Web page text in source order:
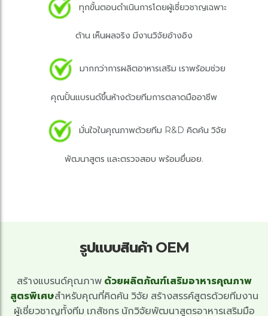
ทุกขั้นตอนดำเนินการโดยผู้เชี่ยวชาญเฉพาะ
ด้าน เห็นผลจริง มีงานวิจัยอ้างอิง
มากกว่าการผลิตอาหารเสริม เราพร้อมช่วย
คุณปั้นแบรนด์ขึ้นห้างด้วยทีมการตลาดมืออาชีพ
มั่นใจในคุณภาพด้วยทีม R&D คิดค้น วิจัย
พัฒนาสูตร และตรวจสอบ พร้อมยื่นอย.
รูปแบบสินค้า OEM
​สร้างแบรนด์คุณภาพ ด้วยผลิตภัณฑ์เสริมอาหารคุณภาพ
สูตรพิเศษสำหรับคุณที่คิดค้น วิจัย สร้างสรรค์สูตรด้วยทีมงาน
ผู้เชี่ยวชาญทั้งทีม เภสัชกร นักวิจัยพัฒนาสูตรอาหารเสริมมือ